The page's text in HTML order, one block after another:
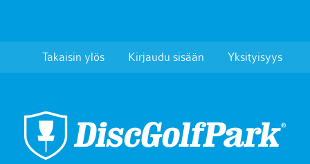
Takaisin ylös Kirjaudu sisään Yksityisyys